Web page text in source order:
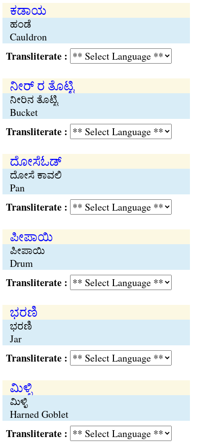
ಕಡಾಯ
ಹಂಡೆ
Cauldron
:
ನೀರ್ ರ ತೊಟ್ಟಿ
ನೀರಿನ ತೊಟ್ಟಿ
Bucket
:
ದೋಸೆಓಡ್
ದೋಸೆ ಕಾವಲಿ
Pan
:
ಪೀಪಾಯಿ
ಪೀಪಾಯಿ
Drum
:
ಭರಣಿ
ಭರಣಿ
Jar
:
ಮಿಳ್ಳಿ
ಮಿಳ್ಳಿ
Harned Goblet
: